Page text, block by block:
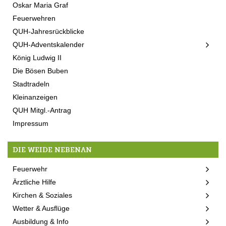
Oskar Maria Graf
Feuerwehren
QUH-Jahresrückblicke
QUH-Adventskalender
König Ludwig II
Die Bösen Buben
Stadtradeln
Kleinanzeigen
QUH Mitgl.-Antrag
Impressum
DIE WEIDE NEBENAN
Feuerwehr
Ärztliche Hilfe
Kirchen & Soziales
Wetter & Ausflüge
Ausbildung & Info